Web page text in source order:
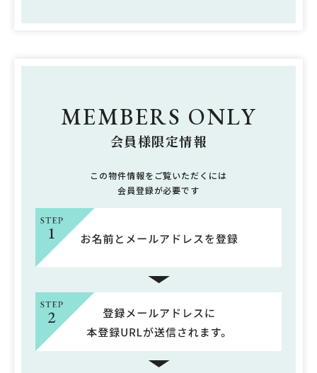
MEMBERS ONLY
会員様限定情報
この物件情報をご覧いただくには
会員登録が必要です